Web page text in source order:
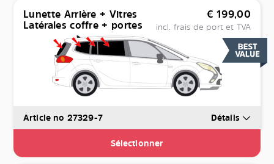
Lunette Arrière + Vitres
Latérales coffre + portes
€ 199,00
incl. frais de port et TVA
Article no 27329-7 Détails
Sélectionner